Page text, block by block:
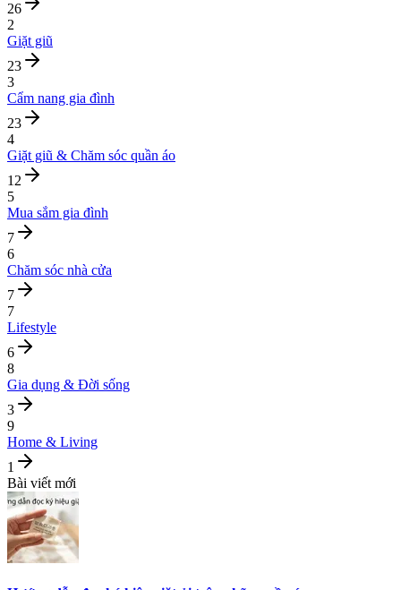
26
2
Giặt giũ
23
3
Cẩm nang gia đình
23
4
Giặt giũ & Chăm sóc quần áo
12
5
Mua sắm gia đình
7
6
Chăm sóc nhà cửa
7
7
Lifestyle
6
8
Gia dụng & Đời sống
3
9
Home & Living
1
Bài viết mới